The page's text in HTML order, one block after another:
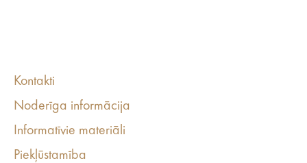
Kontakti
Noderīga informācija
Informatīvie materiāli
Piekļūstamība